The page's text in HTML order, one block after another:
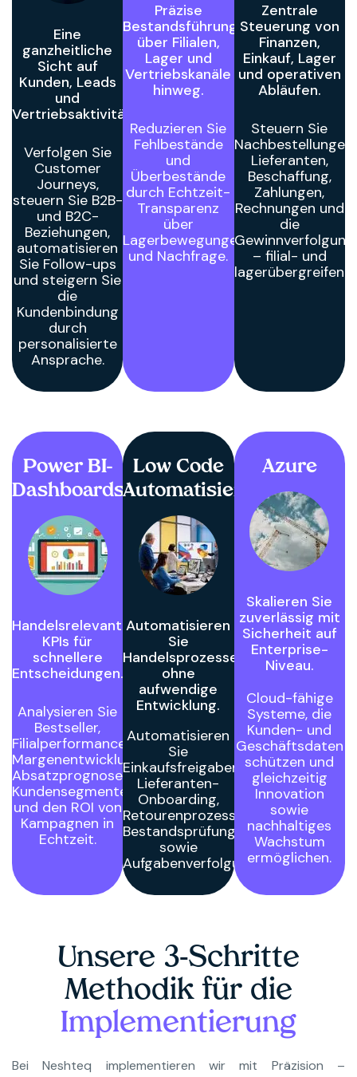
Eine
ganzheitliche
Sicht auf
Kunden, Leads
und
Vertriebsaktivitäten.
Verfolgen Sie
Customer
Journeys,
steuern Sie B2B-
und B2C-
Beziehungen,
automatisieren
Sie Follow-ups
und steigern Sie
die
Kundenbindung
durch
personalisierte
Ansprache.
Präzise
Bestandsführung
über Filialen,
Lager und
Vertriebskanäle
hinweg.
Reduzieren Sie
Fehlbestände
und
Überbestände
durch Echtzeit-
Transparenz
über
Lagerbewegungen
und Nachfrage.
Zentrale
Steuerung von
Finanzen,
Einkauf, Lager
und operativen
Abläufen.
Steuern Sie
Nachbestellungen,
Lieferanten,
Beschaffung,
Zahlungen,
Rechnungen und
die
Gewinnverfolgung
– filial- und
lagerübergreifend.
Power BI-
Dashboards
Handelsrelevante
KPIs für
schnellere
Entscheidungen.
Analysieren Sie
Bestseller,
Filialperformance,
Margenentwicklungen,
Absatzprognosen,
Kundensegmente
und den ROI von
Kampagnen in
Echtzeit.
Low Code
Automatisierung
Automatisieren
Sie
Handelsprozesse
ohne
aufwendige
Entwicklung.
Automatisieren
Sie
Einkaufsfreigaben,
Lieferanten-
Onboarding,
Retourenprozesse,
Bestandsprüfungen
sowie
Aufgabenverfolgung.
Azure
Skalieren Sie
zuverlässig mit
Sicherheit auf
Enterprise-
Niveau.
Cloud-fähige
Systeme, die
Kunden- und
Geschäftsdaten
schützen und
gleichzeitig
Innovation
sowie
nachhaltiges
Wachstum
ermöglichen.
Unsere 3-Schritte
Methodik für die
Implementierung
Bei Neshteq implementieren wir mit Präzision –